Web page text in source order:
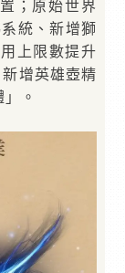
；原始世界
統、新增獅
上限數提升
增英雄壺精
。